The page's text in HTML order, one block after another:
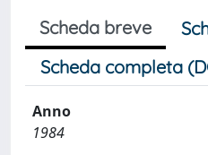
Scheda breve
Scheda completa
Anno
1984